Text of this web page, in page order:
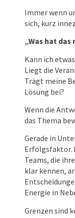
Immer wenn
sich, kurz
„Was hat das
Kann ich
Liegt die
Trägt meine
Lösung bei?
Wenn die
das Thema
Gerade in
Erfolgsfaktor.
Teams, die
klar kennen,
Energie in
Grenzen sind